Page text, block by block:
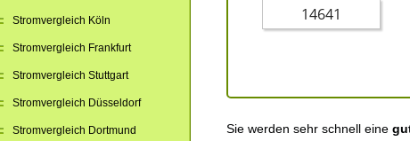
Sie werden sehr schnell eine
Stromvergleich Köln
Stromvergleich Frankfurt
Stromvergleich Stuttgart
Stromvergleich Düsseldorf
Stromvergleich Dortmund